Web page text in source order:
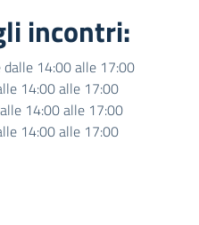
incontri:
14:00 alle 17:00
14:00 alle 17:00
14:00 alle 17:00
14:00 alle 17:00